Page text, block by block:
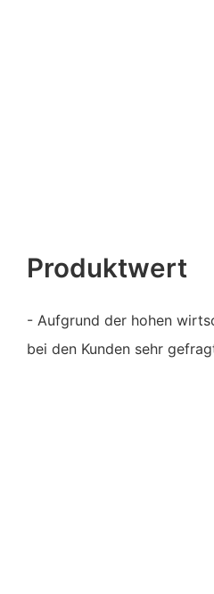
Produktwert
- Aufgrund der hohen
bei den Kunden sehr